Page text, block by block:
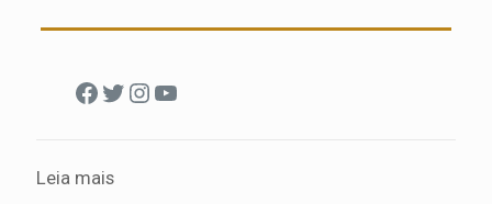
Facebook
Twitter
Instagram
Youtube
Leia mais